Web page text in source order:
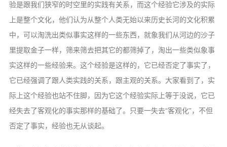
验是跟我们狭窄的时空里的实践有关系，而这个经验它涉及的实际
上是整个文化，他们认为从整个人类无始以来历史长河的文化积累
中，可以淘洗出类似事实这样的一些东西，就象我们从河边的沙子
里提取金子一样，筛来筛去把其它的都筛掉了，淘出一些类似象事
实这样的一些经验来。这个经验是这样的，它已经否定了事实了，
它已经强调了跟人类实践的关系，跟主观的关系。大家看到了，实
际上这个经验也站不住脚，因为它这个经验实际上等于没说，它已
经失去了客观化的事实那样的基础了。只要一失去“客观化”，不但
否定了事实，经验也无从谈起。